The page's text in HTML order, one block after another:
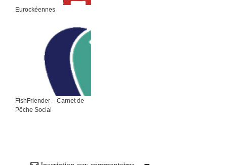
Eurockéennes
FishFriender – Carnet de
Pêche Social